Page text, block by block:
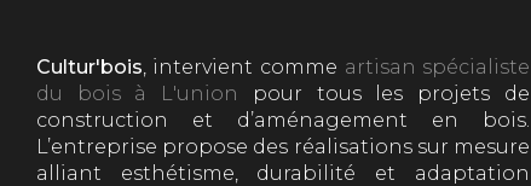
Cultur'bois, intervient comme artisan spécialiste
du bois à L'union
pour tous les projets de
construction et d’aménagement en bois.
L’entreprise propose des réalisations sur mesure
alliant esthétisme, durabilité et adaptation